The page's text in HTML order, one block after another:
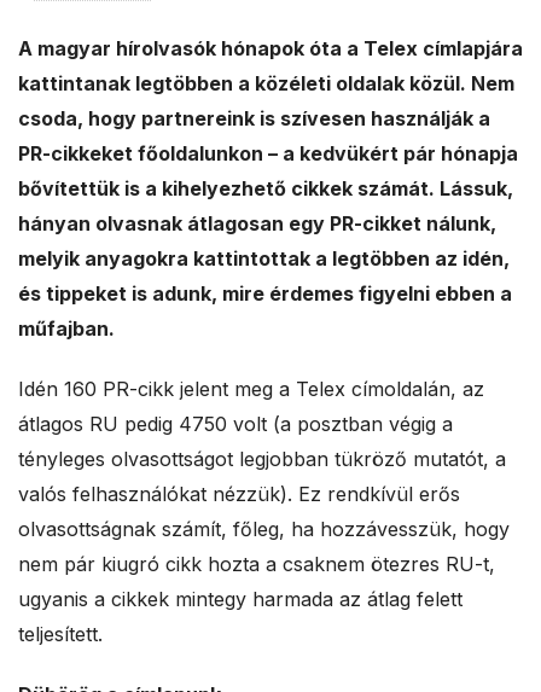
s
a
l
e
A magyar hírolvasók hónapok óta a Telex címlapjára
kattintanak legtöbben a közéleti oldalak közül. Nem
csoda, hogy partnereink is szívesen használják a
PR-cikkeket főoldalunkon – a kedvükért pár hónapja
bővítettük is a kihelyezhető cikkek számát. Lássuk,
hányan olvasnak átlagosan egy PR-cikket nálunk,
melyik anyagokra kattintottak a legtöbben az idén,
és tippeket is adunk, mire érdemes figyelni ebben a
műfajban.
Idén 160 PR-cikk jelent meg a Telex címoldalán, az
átlagos RU pedig 4750 volt (a posztban végig a
tényleges olvasottságot legjobban tükröző mutatót, a
valós felhasználókat nézzük). Ez rendkívül erős
olvasottságnak számít, főleg, ha hozzávesszük, hogy
nem pár kiugró cikk hozta a csaknem ötezres RU-t,
ugyanis a cikkek mintegy harmada az átlag felett
teljesített.